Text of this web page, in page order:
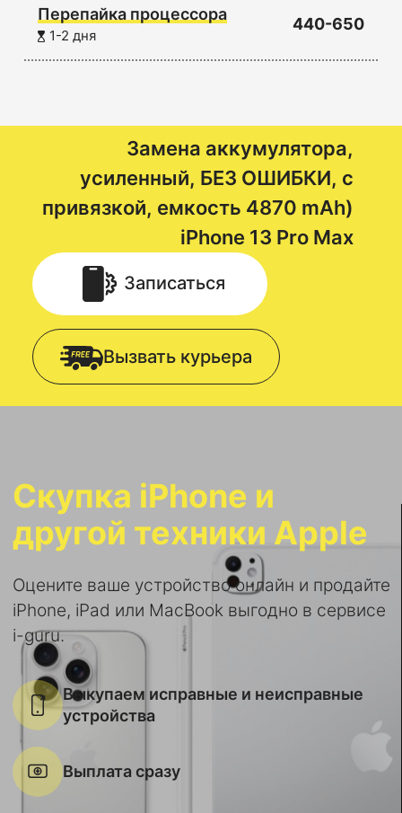
Перепайка процессора
1-2 дня
440-650
Замена аккумулятора,
усиленный, БЕЗ ОШИБКИ, с
привязкой, емкость 4870 mAh)
iPhone 13 Pro Max
Записаться
Вызвать курьера
Скупка iPhone и
другой техники Apple
Оцените ваше устройство онлайн и продайте
iPhone, iPad или MacBook выгодно в сервисе
i-guru.
Выкупаем исправные и неисправные
устройства
Выплата сразу